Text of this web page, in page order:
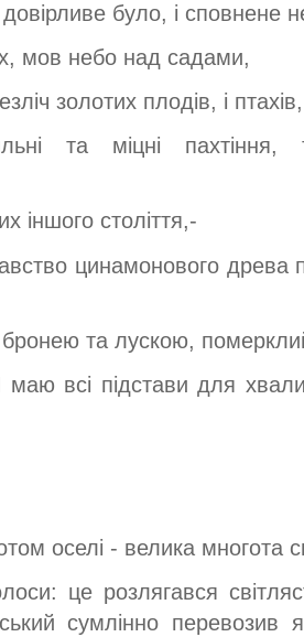
було, і сповнене
мов небо над садами,
золотих плодів, і
та міцні пахтіння,
іншого століття,-
цинамонового древа
та лускою,
всі підстави для
оселі - велика многота
це розлягався
сумлінно перевозив